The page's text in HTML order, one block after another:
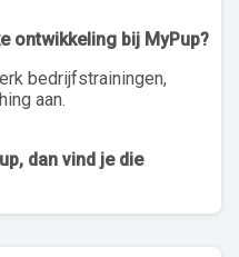
ontwikkeling bij MyPup?
bedrijfstrainingen,
aan.
dan vind je die